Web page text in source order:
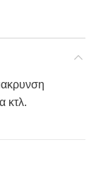
κτλ.